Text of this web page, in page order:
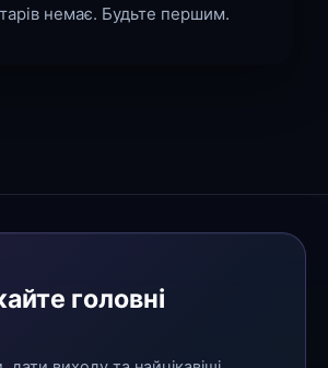
немає. Будьте першим.
головні